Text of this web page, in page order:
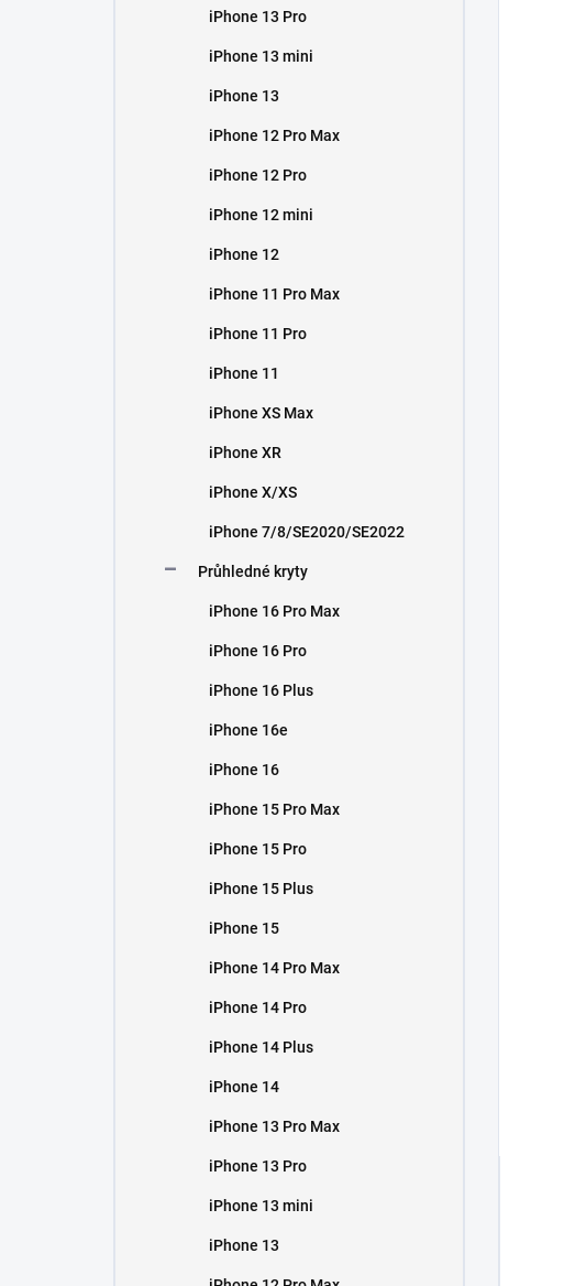
iPhone 13 Pro
iPhone 13 mini
iPhone 13
iPhone 12 Pro Max
iPhone 12 Pro
iPhone 12 mini
iPhone 12
iPhone 11 Pro Max
iPhone 11 Pro
iPhone 11
iPhone XS Max
iPhone XR
iPhone X/XS
iPhone 7/8/SE2020/SE2022
Průhledné kryty
iPhone 16 Pro Max
iPhone 16 Pro
iPhone 16 Plus
iPhone 16e
iPhone 16
iPhone 15 Pro Max
iPhone 15 Pro
iPhone 15 Plus
iPhone 15
iPhone 14 Pro Max
iPhone 14 Pro
iPhone 14 Plus
iPhone 14
iPhone 13 Pro Max
iPhone 13 Pro
iPhone 13 mini
iPhone 13